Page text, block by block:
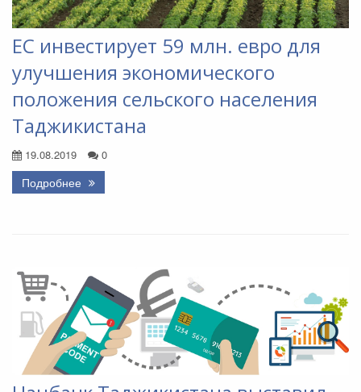
ЕС инвестирует 59 млн. евро для
улучшения экономического
положения сельского населения
Таджикистана
19.08.2019 0
Подробнее